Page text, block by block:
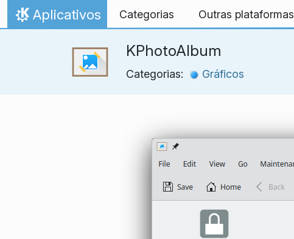
Ir para o conteúdo
Início
Aplicativos Categorias Outras plataformas
KPhotoAlbum
Categorias: Gráficos